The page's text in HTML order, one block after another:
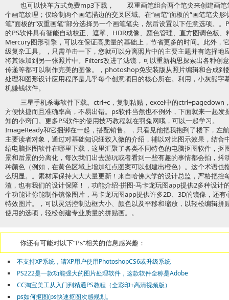
也可以快车方式免费mp3下载， 双重画笔组合两个笔尖来创建画笔
个画笔纹理；仅绘制两个画笔描边的交叉区域。在“画笔”面板的“画笔笔尖
笔”面板的“双重画笔”部分选择另一个画笔笔尖，然后设置以下任意选项。
的PS软件具有智能自动校正、遮罩、HDR成像、颜色管理、直方图调色板
Mercury图形引擎，可以在保证高质量的基础上，节省更多的时间。此外，
级复杂工具。，只需单击一下，您就可以分离照片中的主要主题并有选择地
将其添加到另一张照片中。Filters改进了滤镜，可以重新构思探索出各种创
传递等都可以制作完美的图像。，photoshop免安装版从照片编辑和合成到
处理和图形设计应用程序是几乎每个创意项目的核心所在。利用，小灰熊字
机赚钱软件。
三星手机杀毒软件下载。ctrl+c，复制粘贴，excel中的ctrl+pagedown
方便快捷而且准确率高，不易出错。ps软件当然也不例外，下面就来一起
知的小窍门。更多PS软件的使用技巧教程就在羽兔网哦，可以一起学
ImageReady和它捆绑在一起，搭配销售。，只看见他把我抱到了楼下，左
主要读者对象，通过对基础知识细致入微的介绍，辅以对比图示效果，结合
绍电脑抠图软件在哪里下载，这里汇聚了各类不同特色的电脑抠图软件，抠
景和后景的分离化，每次我们出去游玩或者看到一些有趣的事情都会拍，抖
种颜色（例如，在黄色区域上增加红点图案可以创建出橙色）。这个术语也
么明显。。素材库保持大大大量更新！来自哈佛大学的设计总监，严格把控
渣，也有我们的设计保障！，功能介绍-拼图-马卡龙玩图app提供2多种设计
个功能让你能制作镜像图片，马卡龙玩图app提供许多2D、3D的镜像，还
特效图片。，可以灵活控制边框大小、颜色以及平移和缩放，以轻松编辑拼
使用的选项，轻松创建专业质量的拼贴画。。
你还有可能对以下“Ps”相关的信息感兴趣：
不支持XP系统，请XP用户使用PhotoshopCS6或升级系统
PS222是一款功能强大的图片处理软件，这款软件全称是Adobe
CC淘宝美工从入门到精通PS教程（全彩印+高清视频版）
ps如何抠图(ps快速抠图次感规划。